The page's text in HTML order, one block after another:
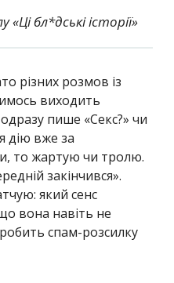
бл*дські історії»
різних розмов із
виходить
пише «Секс?» чи
дію вже за
то жартую чи тролю.
закінчився».
який сенс
вона навіть не
спам-розсилку